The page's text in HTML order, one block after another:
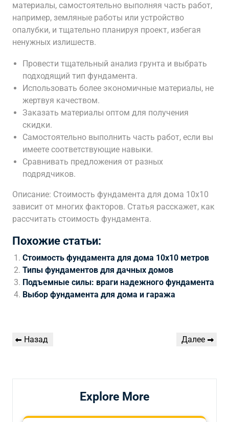
материалы, самостоятельно выполняя часть работ,
например, земляные работы или устройство
опалубки, и тщательно планируя проект, избегая
ненужных излишеств.
Провести тщательный анализ грунта и выбрать
подходящий тип фундамента.
Использовать более экономичные материалы, не
жертвуя качеством.
Заказать материалы оптом для получения
скидки.
Самостоятельно выполнить часть работ, если вы
имеете соответствующие навыки.
Сравнивать предложения от разных
подрядчиков.
Описание: Стоимость фундамента для дома 10х10
зависит от многих факторов. Статья расскажет, как
рассчитать стоимость фундамента.
Похожие статьи:
Стоимость фундамента для дома 10х10 метров
Типы фундаментов для дачных домов
Подъемные силы: враги надежного фундамента
Выбор фундамента для дома и гаража
Навигация
Предыдущая
Назад
Следующая
Далее
Explore More